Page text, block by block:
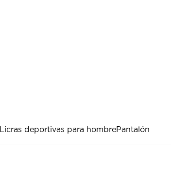
Licras deportivas para hombrePantalón